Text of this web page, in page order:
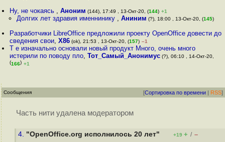
Ну, не чокаясь ,Аноним (144), 17:49 , 13-Окт-20, (144) +1
Долгих лет здравия именнинику , Аниним (?), 18:00 , 13-Окт-20, (145)
Разработчики LibreOffice предложили проекту OpenOffice довести до
сведения свои,X86 (ok), 21:53 , 13-Окт-20, (157) –1
Т е изначально основали новый продукт Много, очень много
истерили по поводу пло,Тот_Самый_Анонимус (?), 06:10 , 14-Окт-20,
(166) +1
Сообщения [Сортировка по времени | RSS]
Часть нити удалена модератором
4. "OpenOffice.org исполнилось 20 лет" +19 + / –